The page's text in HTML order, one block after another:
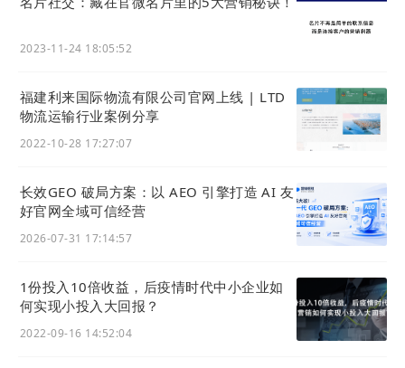
级中也通过退款接口的对接，增加了退款功能的支
持。
02
为了便于用户找到自己想要的栏目，在本次升级中，
我们对官微中心的菜单做了一些优化。
对于「建站」这个栏目下的设置与入口，进一步拆分
为建站枢纽、运营设置
两个二级栏目。同时，增加
了一组用户社区
2023-11-24 18:05:52
福建利来国际物流有限公司官网上线 | LTD
物流运输行业案例分享
2022-10-28 17:27:07
长效GEO 破局方案：以 AEO 引擎打造 AI 友
好官网全域可信经营
2026-07-31 17:14:57
1份投入10倍收益，后疫情时代中小企业如
何实现小投入大回报？
2022-09-16 14:52:04